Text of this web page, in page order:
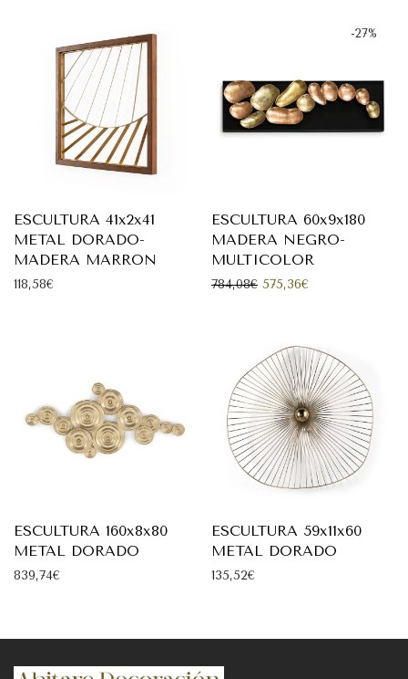
ESCULTURA 41x2x41
METAL DORADO-
MADERA MARRON
118,58€
-27%
ESCULTURA 60x9x180
MADERA NEGRO-
MULTICOLOR
784,08€ El precio original era:
575,36€El precio actual
ESCULTURA 160x8x80
METAL DORADO
839,74€
ESCULTURA 59x11x60
METAL DORADO
135,52€